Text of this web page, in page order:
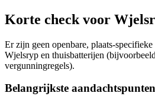
Korte check voor
Er zijn geen openbare, plaats-
Wjelsryp en thuisbatterijen
vergunningregels).
Belangrijkste aandachtspunten